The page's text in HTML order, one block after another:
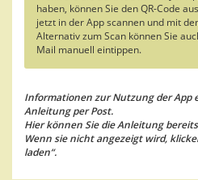
haben, können Sie den QR-Code
jetzt in der App scannen und mit
Alternativ zum Scan können Sie
Mail manuell eintippen.
Informationen zur Nutzung der App
Anleitung per Post.
Hier können Sie die Anleitung
Wenn sie nicht angezeigt wird,
laden“.